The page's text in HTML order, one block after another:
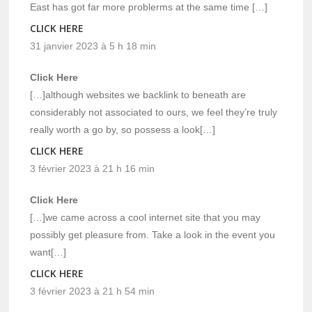
East has got far more problerms at the same time […]
CLICK HERE
31 janvier 2023 à 5 h 18 min
Click Here
[…]although websites we backlink to beneath are
considerably not associated to ours, we feel they’re truly
really worth a go by, so possess a look[…]
CLICK HERE
3 février 2023 à 21 h 16 min
Click Here
[…]we came across a cool internet site that you may
possibly get pleasure from. Take a look in the event you
want[…]
CLICK HERE
3 février 2023 à 21 h 54 min